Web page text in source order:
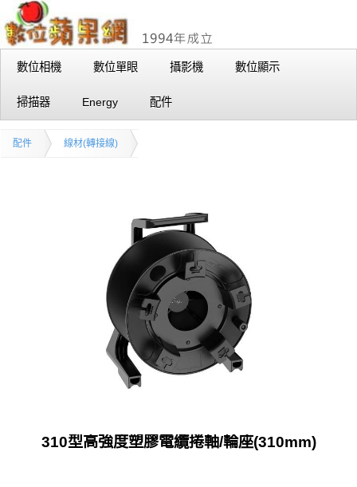
數位相機 數位單眼 攝影機 數位顯示
掃描器 Energy 配件
配件 線材(轉接線)
310型高強度塑膠電纜捲軸/輪座(310mm)